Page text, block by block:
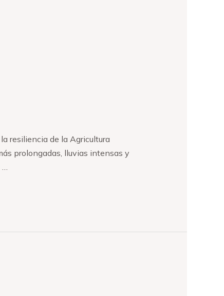
resiliencia de la Agricultura
prolongadas, lluvias intensas y